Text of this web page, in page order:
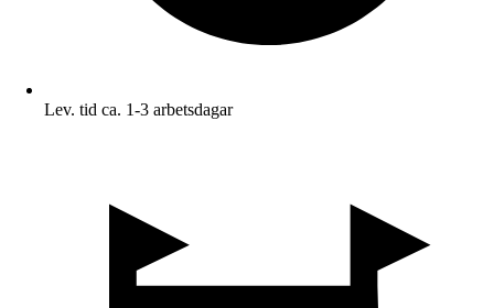
Lev. tid ca. 1-3 arbetsdagar